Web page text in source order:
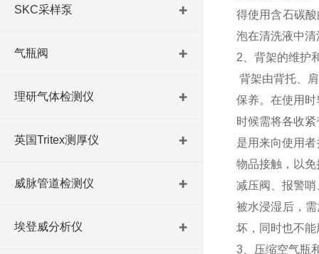
SKC采样泵
气瓶阀
理研气体检测仪
英国Tritex测厚仪
威脉管道检测仪
埃登威分析仪
得使用含石碳
泡在清洗液中
2、背架的维护
背架由背托、
保养。在使用
时候需将各收
是用来向使用
物品接触，以免
减压阀、报警
被水浸湿后，
坏，同时也不
3、压缩空气瓶